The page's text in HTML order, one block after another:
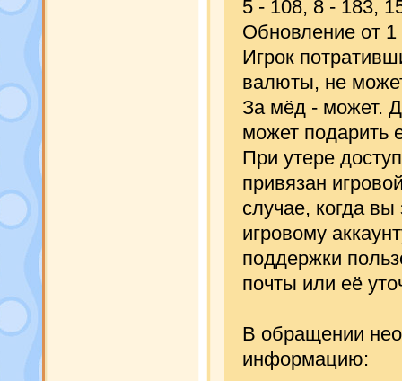
5 - 108, 8 - 183,
Обновление от 1
Игрок
валюты, не
За мёд - может.
может подарить
При утере
привязан
случае, когда
игровому
поддержки
почты или её
В обращении
информацию: